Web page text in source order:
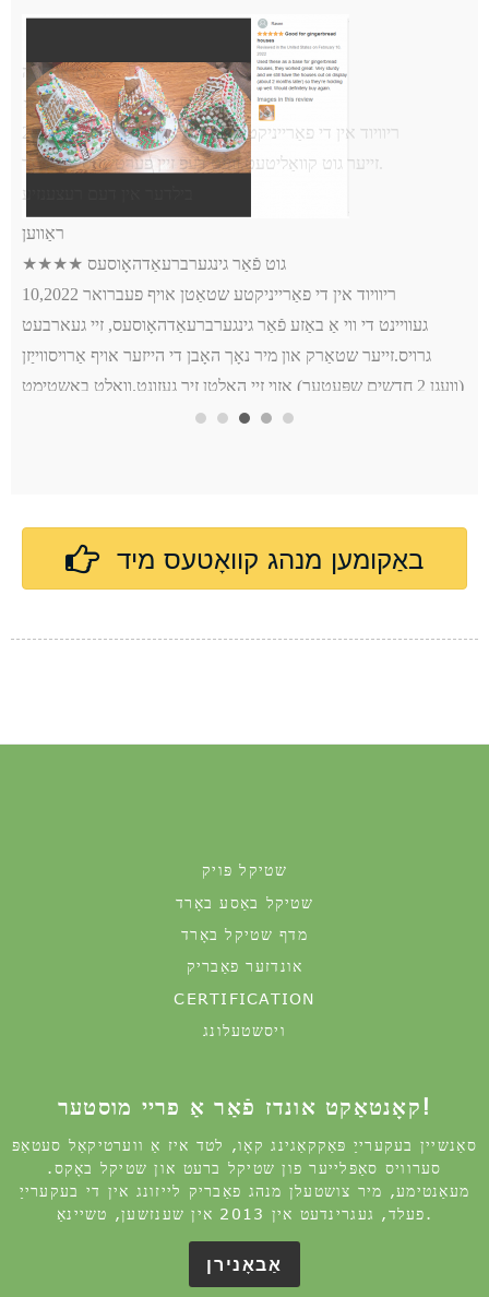
ראַווען
★★★★ גוט פֿאַר גינגערברעאַדהאָוסעס
ריוויוד אין די פאַרייניקטע שטאַטן אויף פעברואר 10,2022
געוויינט די ווי אַ באַזע פֿאַר גינגערברעאַדהאָוסעס, זיי געארבעט
גרויס.זייער שטאַרק און מיר נאָך האָבן די הייזער אויף אַרויסווייַזן
(וועגן 2 חדשים שפּעטער) אַזוי זיי האַלטן זיך געזונט.וואָלט באשטימט
אַמאַזאָן קונה
★★★★★ זייער גוט קוואַליטעט
ריוויוד אין די פאַרייניקטע שטאַטן אויף 6 נאוועמבער 2021
בילדער אין דעם רעצענזיע
באַקומען מנהג קוואָטעס מיד
שטיקל פּויק
CERTIFICATION
ויסשטעלונג
סערוויס סאַפּלייער פון שטיקל ברעט און שטיקל באָקס.
אַבאָנירן